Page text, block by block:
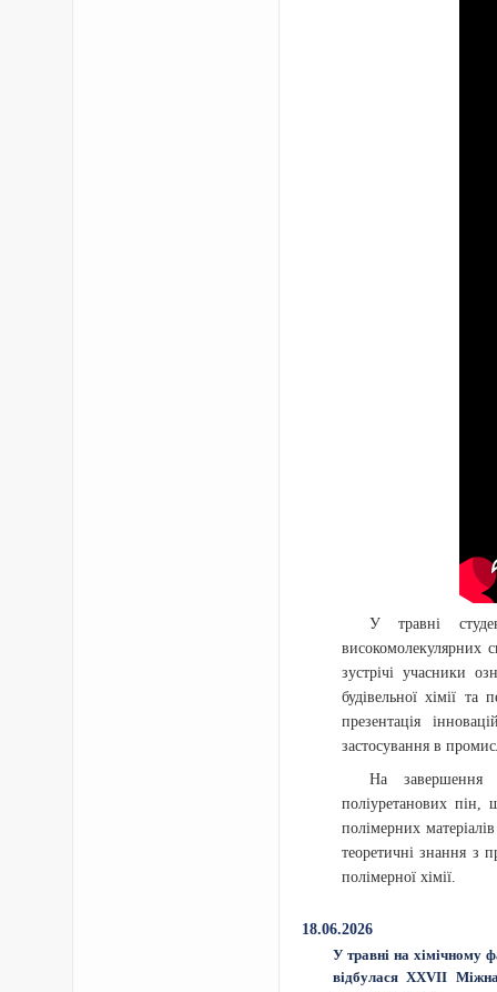
У травні
високомолекулярних
зустрічі учасники
будівельної хімії
презентація
застосування в
На завершення
поліуретанових пін,
полімерних
теоретичні знання з
полімерної хімії.
18.06.2026
У травні на хімічному
відбулася XXVII